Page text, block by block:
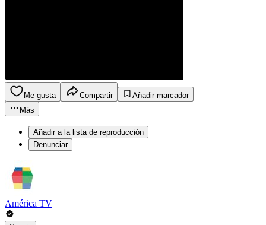
Me gusta Compartir
Añadir marcador
Más
Añadir a la lista de reproducción
Denunciar
América TV